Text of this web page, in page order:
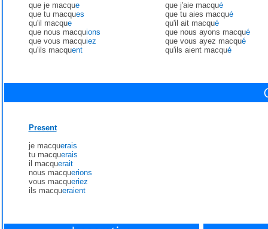
que je macque
que tu macques
qu'il macque
que nous macquions
que vous macquiez
qu'ils macquent
que j'aie macqué
que tu aies macqué
qu'il ait macqué
que nous ayons macqué
que vous ayez macqué
qu'ils aient macqué
Present
je macquerais
tu macquerais
il macquerait
nous macquerions
vous macqueriez
ils macqueraient